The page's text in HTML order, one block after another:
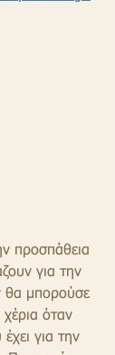
προσπάθεια
για την
θα μπορούσε
όταν
για την